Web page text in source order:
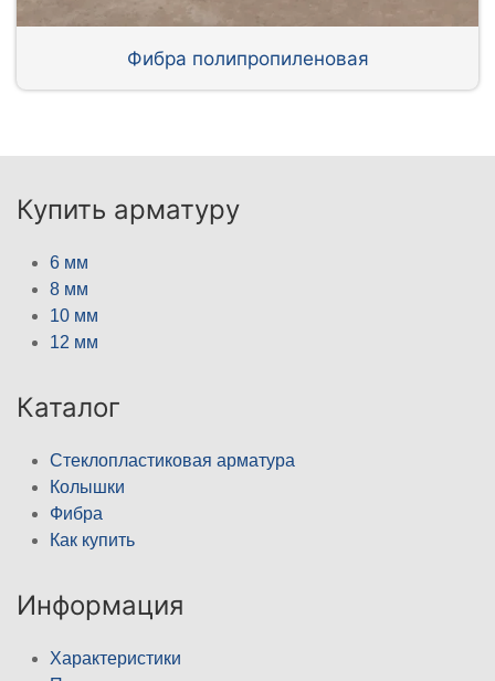
Фибра полипропиленовая
Купить арматуру
6 мм
8 мм
10 мм
12 мм
Каталог
Стеклопластиковая арматура
Колышки
Фибра
Как купить
Информация
Характеристики